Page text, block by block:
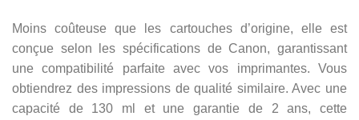
Moins coûteuse que les cartouches d’origine, elle est
conçue selon les spécifications de Canon, garantissant
une compatibilité parfaite avec vos imprimantes. Vous
obtiendrez des impressions de qualité similaire. Avec une
capacité de 130 ml et une garantie de 2 ans, cette